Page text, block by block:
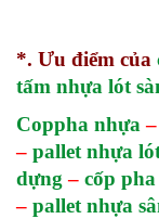
*. Ưu điểm của
tấm nhựa lót
Coppha nhựa –
– pallet nhựa
dựng – cốp
– pallet nhựa